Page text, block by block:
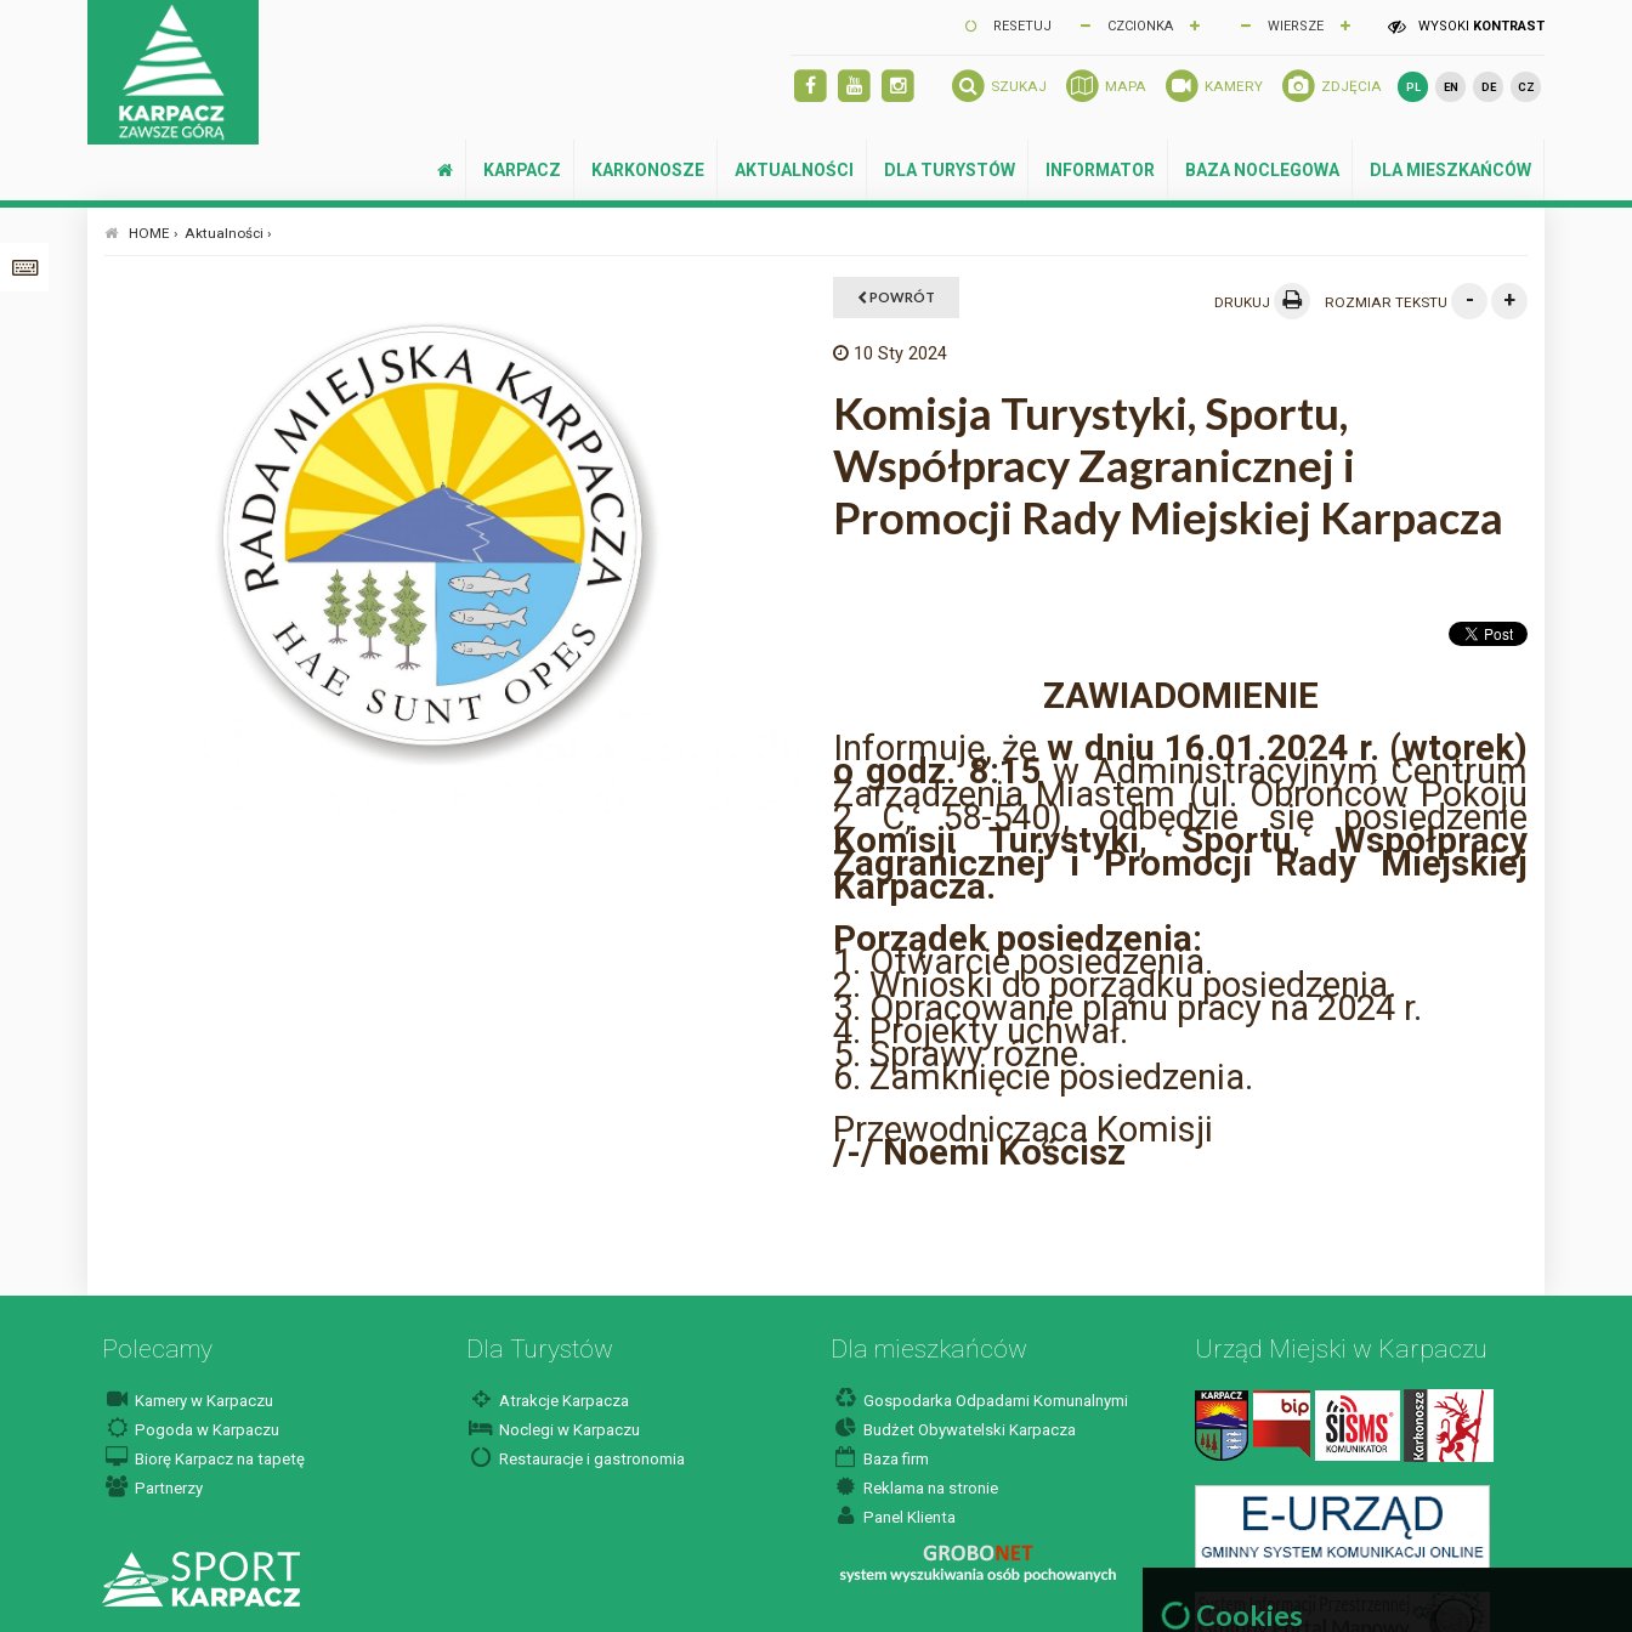
RESETUJ CZCIONKA WIERSZE WYSOKI KONTRAST
SZUKAJ MAPA KAMERY ZDJĘCIA PL EN DE CZ
KARPACZ KARKONOSZE AKTUALNOŚCI DLA TURYSTÓW INFORMATOR BAZA NOCLEGOWA DLA MIESZKAŃCÓW
HOME › Aktualności ›
POWRÓT DRUKUJ ROZMIAR TEKSTU - +
10 Sty 2024
Komisja Turystyki, Sportu,
Współpracy Zagranicznej i
Promocji Rady Miejskiej Karpacza
ZAWIADOMIENIE
Informuję, żew dniu 16.01.2024 r. (wtorek)
o godz. 8:15w Administracyjnym Centrum
Zarządzenia Miastem (ul. Obrońców Pokoju
2 C, 58-540), odbędzie się posiedzenie
Komisji Turystyki, Sportu, Współpracy
Zagranicznej i Promocji Rady Miejskiej
Karpacza.
Porządek posiedzenia:
1. Otwarcie posiedzenia.
2. Wnioski do porządku posiedzenia.
3. Opracowanie planu pracy na 2024 r.
4. Projekty uchwał.
5. Sprawy różne.
6. Zamknięcie posiedzenia.
Przewodnicząca Komisji
/-/ Noemi Kościsz
Polecamy
Kamery w Karpaczu
Pogoda w Karpaczu
Biorę Karpacz na tapetę
Partnerzy
Dla Turystów
Atrakcje Karpacza
Noclegi w Karpaczu
Restauracje i gastronomia
Dla mieszkańców
Gospodarka Odpadami Komunalnymi
Budżet Obywatelski Karpacza
Baza firm
Reklama na stronie
Panel Klienta
Urząd Miejski w Karpaczu
Cookies